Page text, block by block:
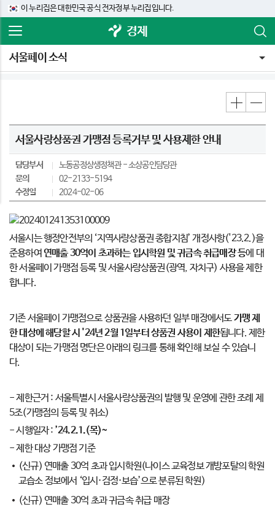
이 누리집은 대한민국 공식 전자정부 누리집입니다.
경제
서울페이 소식
서울사랑상품권 가맹점 등록거부 및 사용제한 안내
담당부서 노동공정상생정책관
소상공인담당관
문의
02-2133-5194
수정일
2024-02-06
서울시는 행정안전부의 ‘지역사랑상품권 종합지침’ 개정사항('23.2.)을
준용하여 연매출30억이 초과하는 입시학원 및 귀금속 취급매장 등에 대
한 서울페이 가맹점 등록 및 서울사랑상품권(광역, 자치구) 사용을 제한
합니다.
기존 서울페이 가맹점으로 상품권을 사용하던 일부 매장에서도가맹 제
한 대상에 해당할 시 '24년 2월 1일부터 상품권 사용이 제한됩니다. 제한
대상이 되는 가맹점 명단은 아래의 링크를 통해 확인해 보실 수 있습니
다.
- 제한근거 : 서울특별시 서울사랑상품권의 발행 및 운영에 관한 조례 제
5조(가맹점의 등록 및 취소)
- 시행일자 : ’24.2.1.(목)~
- 제한 대상 가맹점 기준
(신규) 연매출 30억 초과 입시학원(나이스 교육정보 개방포탈의 학원
교습소 정보에서 ‘입시·검정·보습’으로 분류된 학원)
(신규) 연매출 30억 초과 귀금속 취급 매장